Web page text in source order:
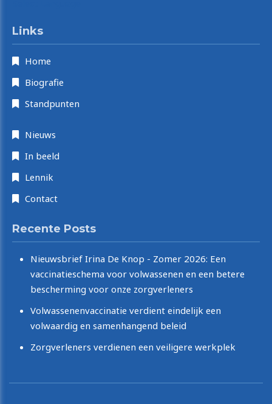
Links
Home
Biografie
Standpunten
Nieuws
In beeld
Lennik
Contact
Recente Posts
Nieuwsbrief Irina De Knop - Zomer 2026: Een
vaccinatieschema voor volwassenen en een betere
bescherming voor onze zorgverleners
Volwassenenvaccinatie verdient eindelijk een
volwaardig en samenhangend beleid
Zorgverleners verdienen een veiligere werkplek